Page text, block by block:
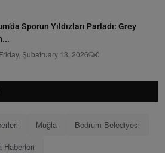
Sporun Yıldızları Parladı: Grey
Friday, Şubatruary 13, 2026 0
Muğla
Bodrum Belediyesi
Haberleri